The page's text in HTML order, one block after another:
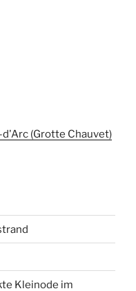
(Grotte Chauvet)
Kleinode im